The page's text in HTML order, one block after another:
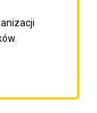
następnego